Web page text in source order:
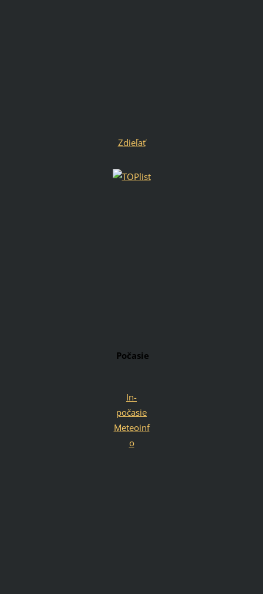
Zdieľať
Počasie
In-
počasie
Meteoinf
o